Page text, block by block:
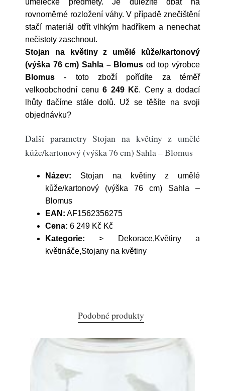
umělecké předměty. Je důležité dbát na
rovnoměrné rozložení váhy. V případě znečištění
stačí materiál otřít vlhkým hadříkem a nenechat
nečistoty zaschnout.
Stojan na květiny z umělé kůže/kartonový
(výška 76 cm) Sahla – Blomus od top výrobce
Blomus - toto zboží pořídíte za téměř
velkoobchodní cenu6 249 Kč. Ceny a dodací
lhůty tlačíme stále dolů. Už se těšíte na svoji
objednávku?
Další parametry Stojan na květiny z umělé
kůže/kartonový (výška 76 cm) Sahla – Blomus
Název: Stojan na květiny z umělé
kůže/kartonový (výška 76 cm) Sahla –
Blomus
EAN: AF1562356275
Cena: 6 249 Kč Kč
Kategorie: > Dekorace,Květiny a
květináče,Stojany na květiny
Podobné produkty